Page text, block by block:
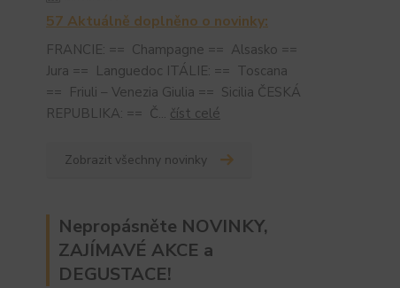
57 Aktuálně doplněno o novinky:
FRANCIE: == Champagne == Alsasko ==
Jura == Languedoc ITÁLIE: == Toscana
== Friuli – Venezia Giulia == Sicilia ČESKÁ
REPUBLIKA: == Č... číst celé
Zobrazit všechny novinky
Nepropásněte NOVINKY,
ZAJÍMAVÉ AKCE a
DEGUSTACE!